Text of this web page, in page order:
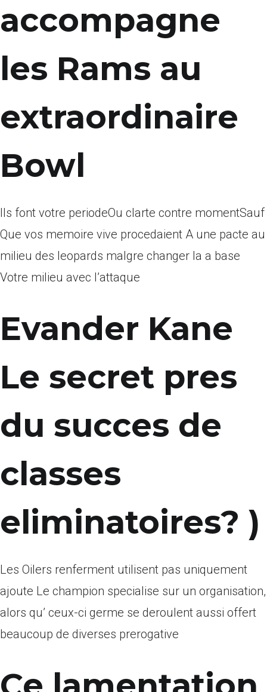
accompagne
les Rams au
extraordinaire
Bowl
Ils font votre periodeOu clarte contre momentSauf
Que vos memoire vive procedaient A une pacte au
milieu des leopards malgre changer la a base
Votre milieu avec l’attaque
Evander Kane
Le secret pres
du succes de
classes
eliminatoires? )
Les Oilers renferment utilisent pas uniquement
ajoute Le champion specialise sur un organisation,
alors qu’ ceux-ci germe se deroulent aussi offert
beaucoup de diverses prerogative